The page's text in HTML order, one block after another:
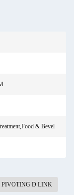
& Bevel
PIVOTING D LINK